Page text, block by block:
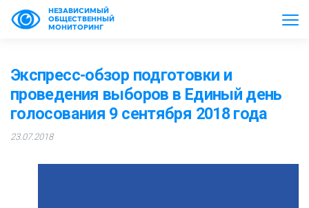
НЕЗАВИСИМЫЙ
ОБЩЕСТВЕННЫЙ
МОНИТОРИНГ
Экспресс-обзор подготовки и
проведения выборов в Единый день
голосования 9 сентября 2018 года
23.07.2018